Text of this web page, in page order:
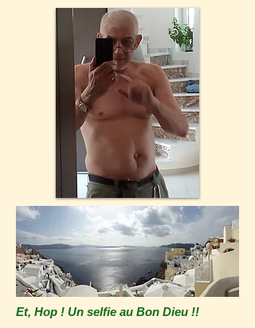
Et, Hop ! Un selfie au Bon Dieu !!